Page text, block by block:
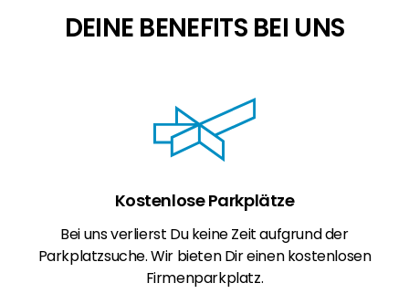
DEINE BENEFITS BEI UNS
Kostenlose Parkplätze
Bei uns verlierst Du keine Zeit aufgrund der
Parkplatzsuche. Wir bieten Dir einen kostenlosen
Firmenparkplatz.